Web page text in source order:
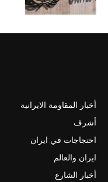
أخبار المقاومة الايرانية
أشرف
احتجاجات في ايران
ايران والعالم
أخبار الشارع